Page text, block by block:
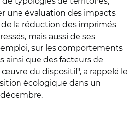
une évaluation des impacts
la réduction des imprimés
mais aussi de ses
sur les comportements
ainsi que des facteurs de
du dispositif", a rappelé le
écologique dans un